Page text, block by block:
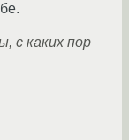
с каких пор